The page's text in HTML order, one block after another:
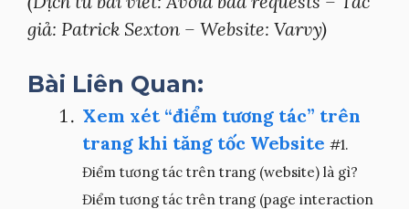
giả: Patrick Sexton – Website: Varvy)
Bài Liên Quan:
Xem xét “điểm tương tác” trên
trang khi tăng tốc Website #1.
Điểm tương tác trên trang (website) là gì?
Điểm tương tác trên trang (page interaction